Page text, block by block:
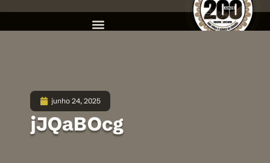
junho 24, 2025
jJQaBOcg